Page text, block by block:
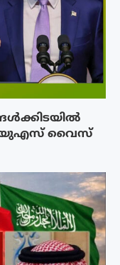
യുഎസ് വൈസ്